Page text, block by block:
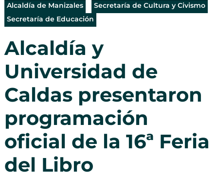
Alcaldía de Manizales
Secretaría de Cultura y Civismo
Secretaría de Educación
Alcaldía y
Universidad de
Caldas presentaron
programación
oficial de la 16ª Feria
del Libro